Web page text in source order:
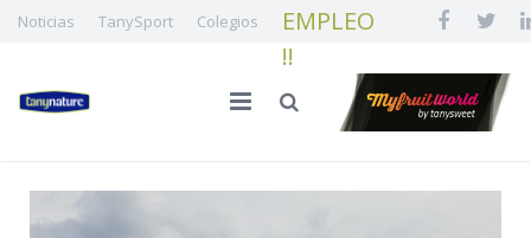
Noticias TanySport Colegios
EMPLEO
!!
INICIO